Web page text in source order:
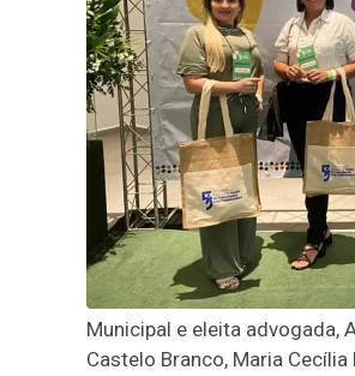
Municipal e eleita advogada,
Castelo Branco, Maria